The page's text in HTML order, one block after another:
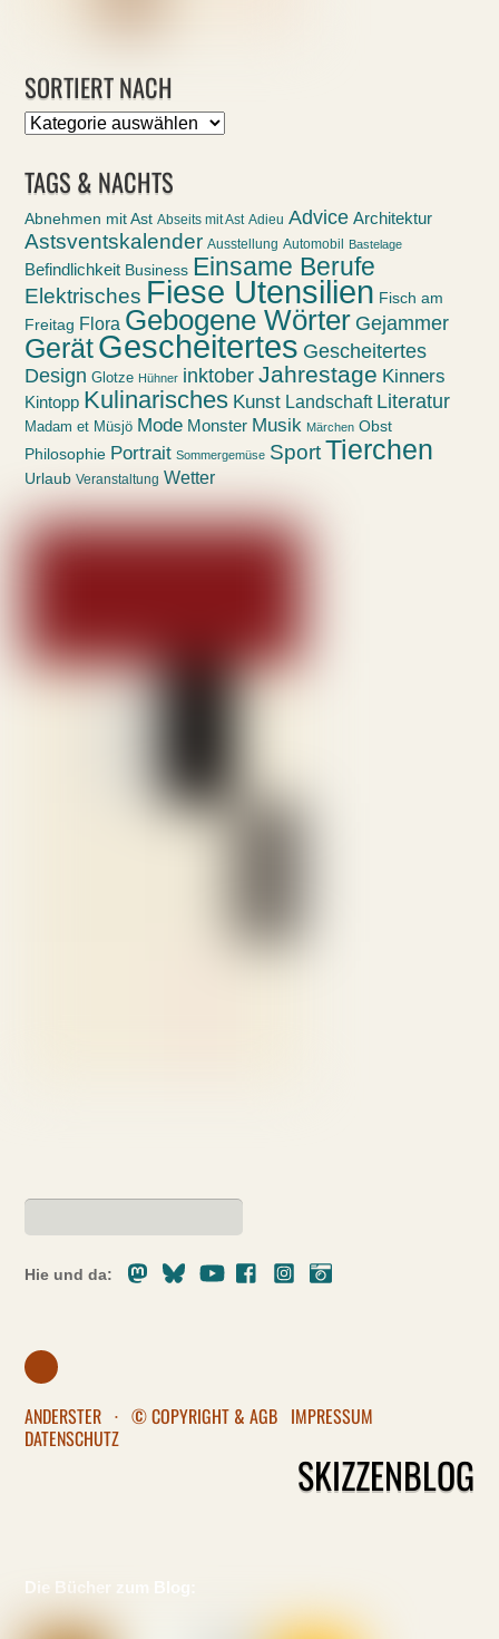
SORTIERT NACH
Sortiert
TAGS & NACHTS
Abnehmen mit Ast Abseits mit Ast Adieu Advice Architektur
Astsventskalender Ausstellung Automobil Bastelage
Befindlichkeit Business Einsame Berufe
Elektrisches Fiese Utensilien Fisch am
Freitag Flora Gebogene Wörter Gejammer
GerätGescheitertes Gescheitertes
Design Glotze Hühner inktober Jahrestage Kinners
Kintopp Kulinarisches Kunst Landschaft Literatur
Madam et Müsjö Mode Monster Musik Märchen Obst
Philosophie Portrait Sommergemüse Sport Tierchen
Urlaub Veranstaltung Wetter
Hie und da:
MastodonBlueskyYoutubeFacebookInstagram
ANDERSTER · © COPYRIGHT & AGB IMPRESSUM
DATENSCHUTZ
SKIZZENBLOG
Die Bücher zum Blog: